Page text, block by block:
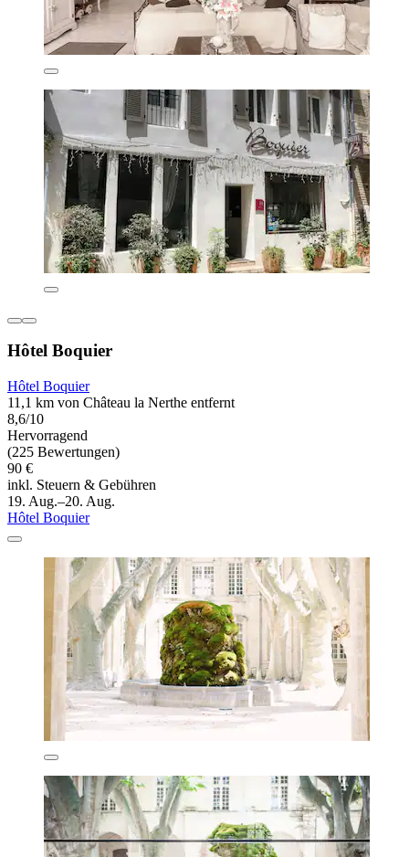
Hôtel Boquier
Hôtel Boquier
11,1 km von Château la Nerthe entfernt
8,6/10
Hervorragend
(225 Bewertungen)
90 €
inkl. Steuern & Gebühren
19. Aug.–20. Aug.
Hôtel Boquier